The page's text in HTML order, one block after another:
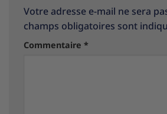
Votre adresse e-mail ne sera
champs obligatoires sont
Commentaire *